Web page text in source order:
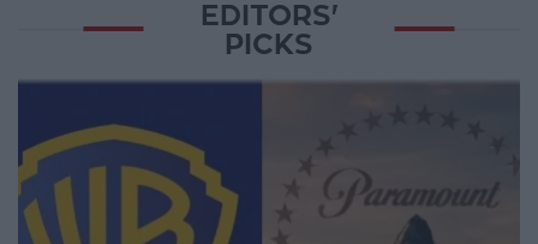
EDITORS'
PICKS